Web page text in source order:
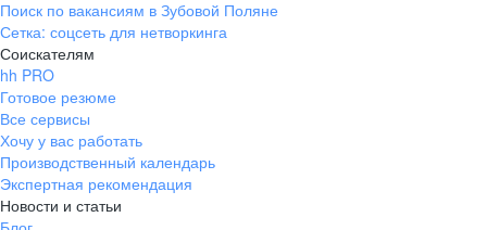
Поиск по вакансиям в Зубовой Поляне
Сетка: соцсеть для нетворкинга
Соискателям
hh PRO
Готовое резюме
Все сервисы
Хочу у вас работать
Производственный календарь
Экспертная рекомендация
Новости и статьи